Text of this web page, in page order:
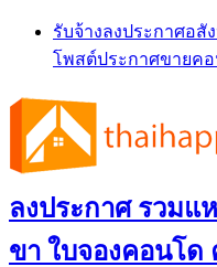
Skip
content
รับจ้างลงประกาศอ
โพสต์ประกาศขายค
ลงประกาศ รวมแ
ขา ใบจองคอนโ